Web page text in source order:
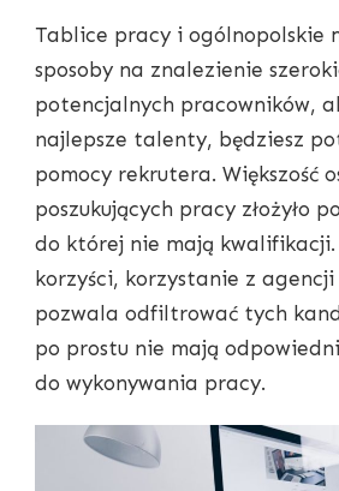
Tablice pracy i ogólnopolskie
sposoby na znalezienie
potencjalnych pracowników,
najlepsze talenty, będziesz
pomocy rekrutera. Większość
poszukujących pracy złożyło
do której nie mają kwalifikacji.
korzyści, korzystanie z
pozwala odfiltrować tych
po prostu nie mają
do wykonywania pracy.